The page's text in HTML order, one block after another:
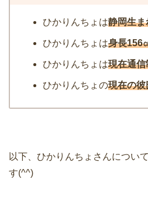
ひかりんちょは静岡生
ひかりんちょは身長156
ひかりんちょは現在通信
ひかりんちょの現在の彼
以下、ひかりんちょさんについ
す(^^)